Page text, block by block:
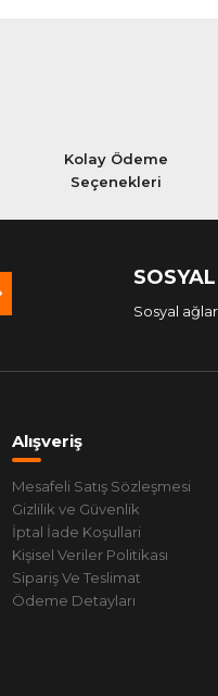
Kolay Ödeme
Seçenekleri
Sosyal
Alışveriş
Mesafeli Satış Sözleşmesi
Gizlilik ve Güvenlik
İptal İade Koşullari
Kişisel Veriler Politikası
Sipariş Ve Teslimat
Ödeme Detayları